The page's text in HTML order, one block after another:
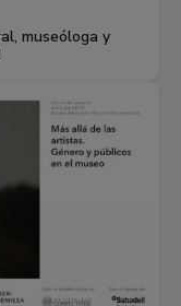
museóloga y